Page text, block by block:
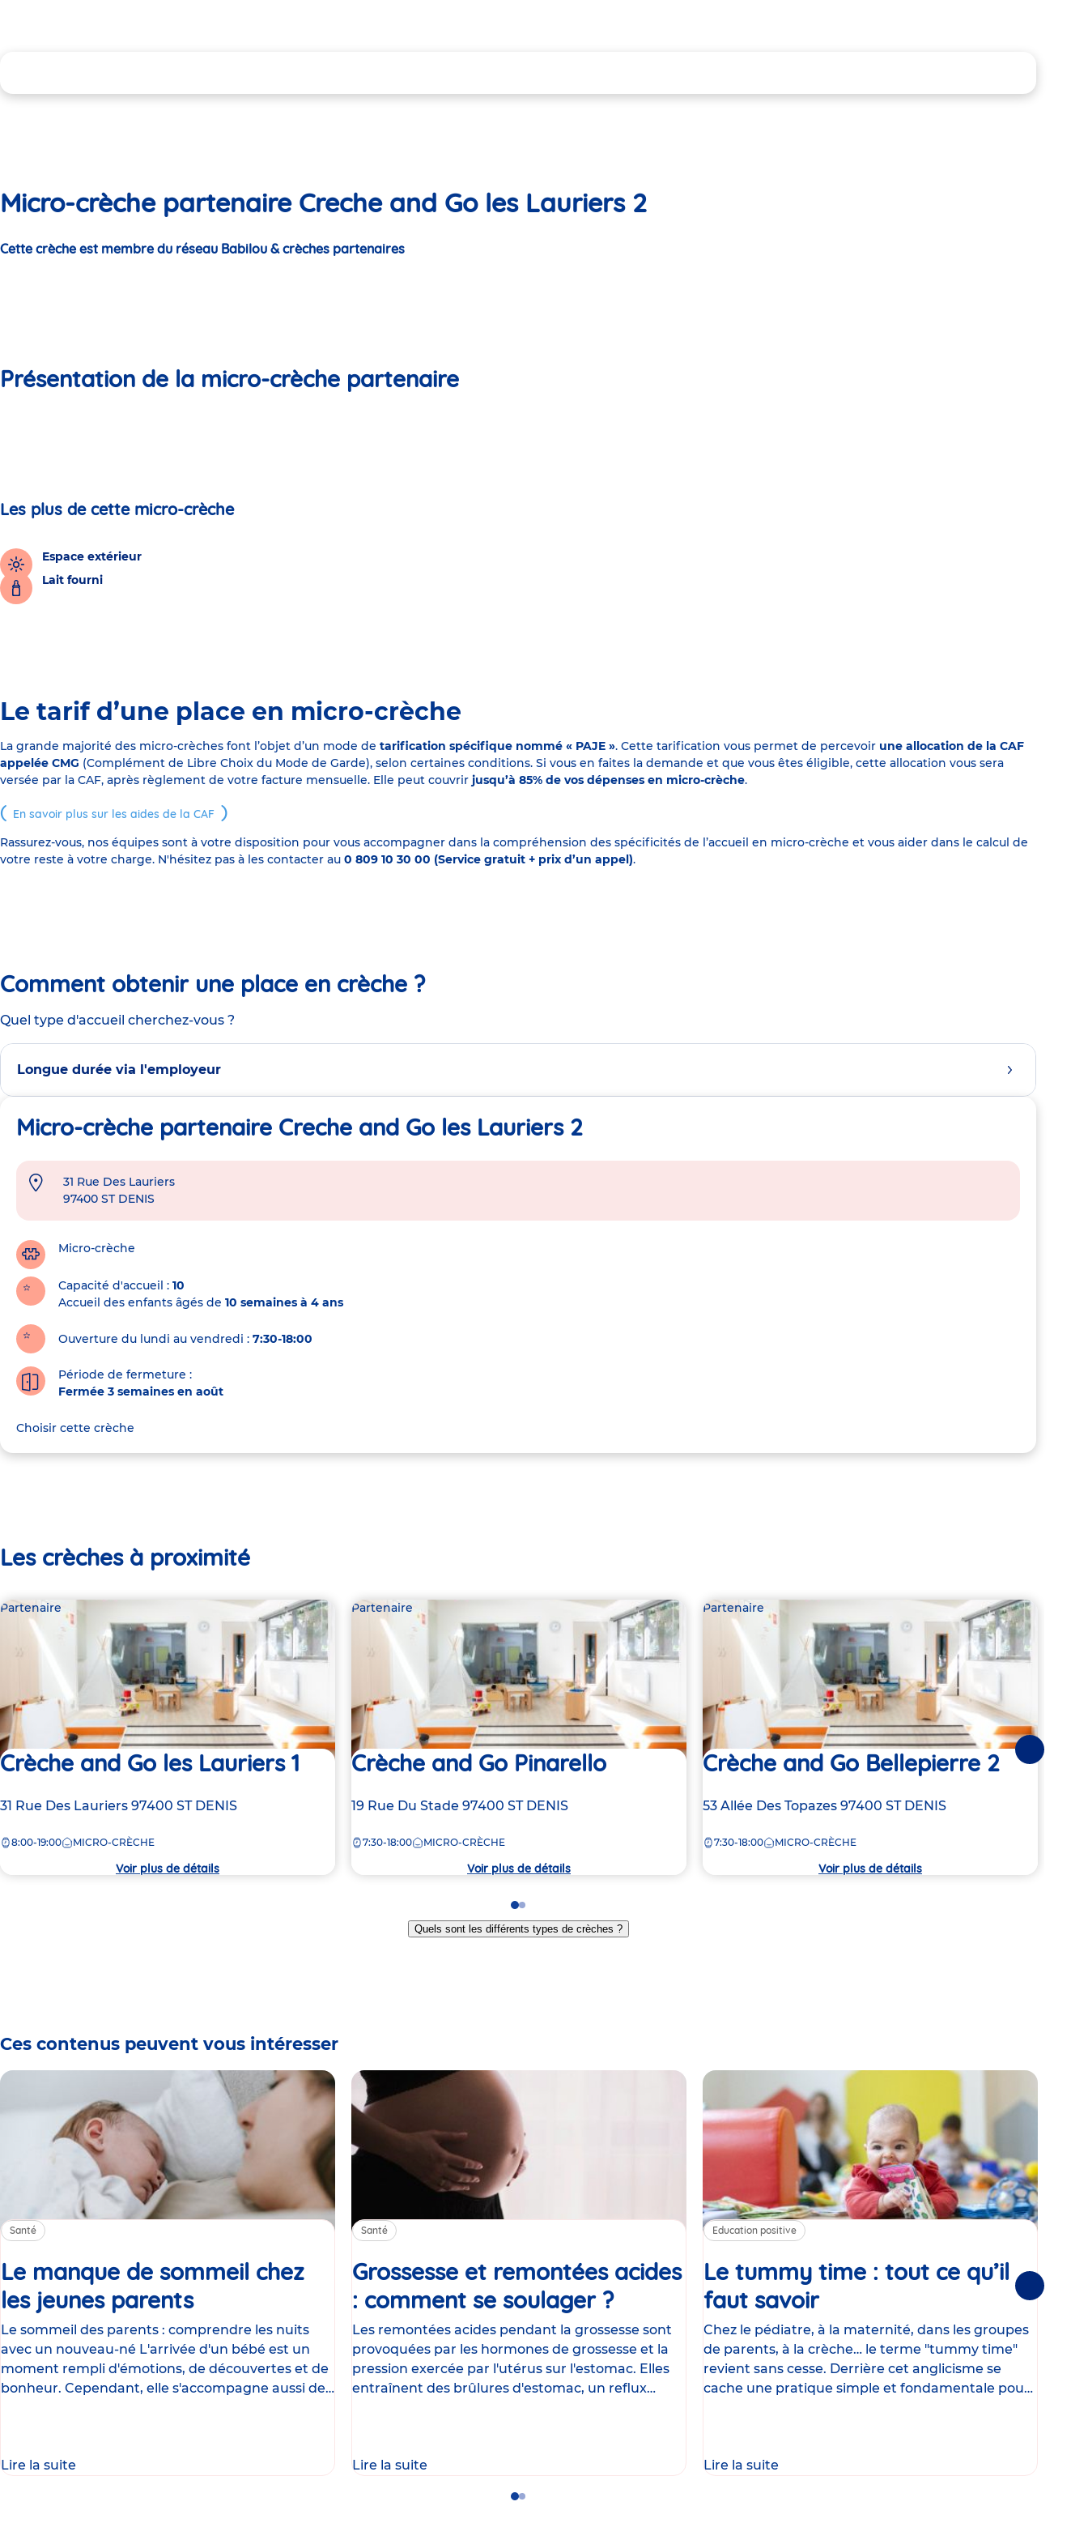
Micro-crèche partenaire Creche and Go les Lauriers 2
Cette crèche est membre du réseau Babilou & crèches partenaires
Présentation de la micro-crèche partenaire
Les plus de cette micro-crèche
Espace extérieur
Lait fourni
Le tarif d’une place en micro-crèche
La grande majorité des micro-crèches font l’objet d’un mode de tarification spécifique nommé « PAJE ». Cette tarification vous permet de percevoir une allocation de la CAF
appelée CMG (Complément de Libre Choix du Mode de Garde), selon certaines conditions. Si vous en faites la demande et que vous êtes éligible, cette allocation vous sera
versée par la CAF, après règlement de votre facture mensuelle. Elle peut couvrir jusqu’à 85% de vos dépenses en micro-crèche.
En savoir plus sur les aides de la CAF
Rassurez-vous, nos équipes sont à votre disposition pour vous accompagner dans la compréhension des spécificités de l’accueil en micro-crèche et vous aider dans le calcul de
votre reste à votre charge. N'hésitez pas à les contacter au 0 809 10 30 00 (Service gratuit + prix d’un appel).
Comment obtenir une place en crèche ?
Quel type d'accueil cherchez-vous ?
Longue durée via l'employeur
Micro-crèche partenaire Creche and Go les Lauriers 2
Adresse
crèche
31 Rue Des Lauriers
97400 ST DENIS
Micro-crèche
Capacité d'accueil
10
Accueil des enfants âgés de 10 semaines à 4 ans
Ouverture du lundi au vendredi : 7:30-18:00
Période de fermeture :
Fermée 3 semaines en août
Choisir cette crèche
Les crèches à proximité
Partenaire
Crèche and Go les Lauriers 1
Adresse
la
31 Rue Des Lauriers 97400 ST DENIS
8:00-19:00 MICRO-CRÈCHE
Voir plus de détails
Partenaire
Crèche and Go Pinarello
Adresse
la
19 Rue Du Stade 97400 ST DENIS
7:30-18:00 MICRO-CRÈCHE
Voir plus de détails
Partenaire
Crèche and Go Bellepierre 2
Adresse
la
53 Allée Des Topazes 97400 ST DENIS
7:30-18:00 MICRO-CRÈCHE
Voir plus de détails
Suivantes
Go
to
slide
Go
to
slide
Quels sont les différents types de crèches ?
Ces contenus peuvent vous intéresser
Santé
Le manque de sommeil chez
les jeunes parentsArticle
Le sommeil des parents : comprendre les nuits
avec un nouveau-né L'arrivée d'un bébé est un
moment rempli d'émotions, de découvertes et de
bonheur. Cependant, elle s'accompagne aussi de
Lire la suite
Santé
Grossesse et remontées acides
: comment se soulager ?Article
Les remontées acides pendant la grossesse sont
provoquées par les hormones de grossesse et la
pression exercée par l'utérus sur l'estomac. Elles
entraînent des brûlures d'estomac, un reflux
Lire la suite
Education positive
Le tummy time : tout ce qu’il
faut savoirArticle
Chez le pédiatre, à la maternité, dans les groupes
de parents, à la crèche… le terme "tummy time"
revient sans cesse. Derrière cet anglicisme se
cache une pratique simple et fondamentale pour
Lire la suite
Suivantes
GoGo